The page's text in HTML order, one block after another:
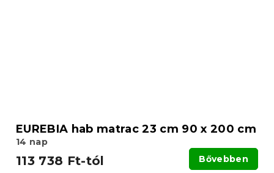
EUREBIA hab matrac 23 cm 90 x 200 cm
14 nap
113 738 Ft-tól Bővebben